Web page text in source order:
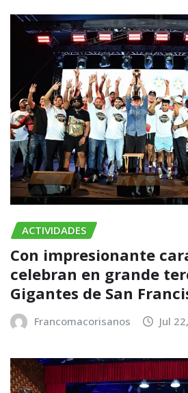
ACTIVIDADES
Con impresionante
celebran en grande
Gigantes de San
Francomacorisanos Jul